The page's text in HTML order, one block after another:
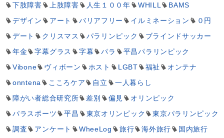
下肢障害
上肢障害 人生１００年 WHILL
BAMS
デザイン
アート バリアフリー イルミネーション
０円
デート
クリスマス パラリンピック
ブラインドサッカー
年金
字幕グラス 字幕 パラ
平昌パラリンピック
Vibone
ヴィボーン ホスト LGBT 福祉
オンテナ
onntena
こころケア 自立
一人暮らし
障がい者総合研究所
差別 偏見
オリンピック
パラスポーツ
平昌 東京オリンピック
東京パラリンピック
調査
アンケート WheeLog 旅行 海外旅行
国内旅行